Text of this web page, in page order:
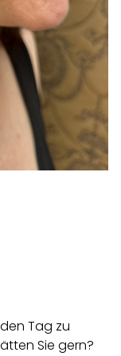
Tag zu
Sie gern?